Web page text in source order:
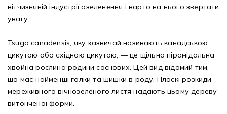
вітчизняній індустрії озеленення і варто на нього звертати
увагу.
Tsuga canadensis, яку зазвичай називають канадською
цикутою або східною цикутою, — це щільна пірамідальна
хвойна рослина родини соснових. Цей вид відомий тим,
що має найменші голки та шишки в роду. Плоскі розкиди
мереживного вічнозеленого листя надають цьому дереву
витонченої форми.